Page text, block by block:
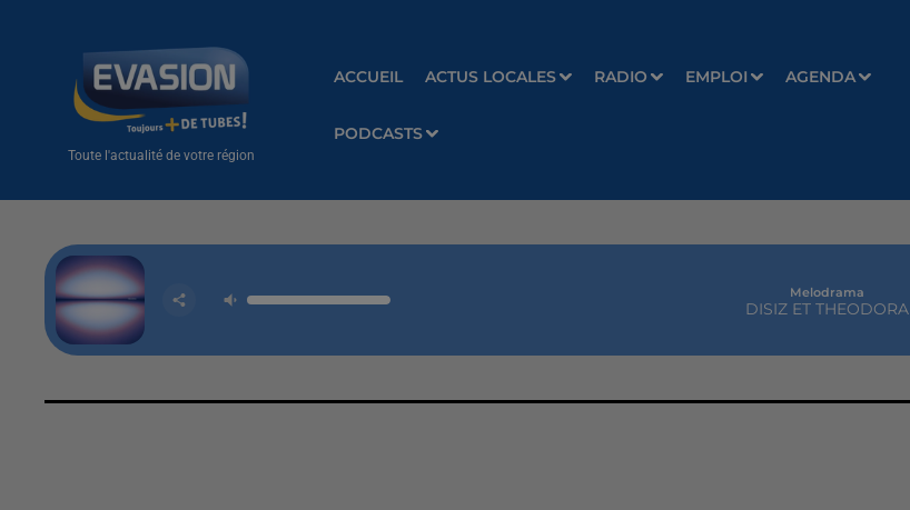
Toute l'actualité de votre région
ACCUEIL ACTUS LOCALES RADIO EMPLOI AGENDA
PODCASTS
Melodrama
DISIZ ET THEODORA